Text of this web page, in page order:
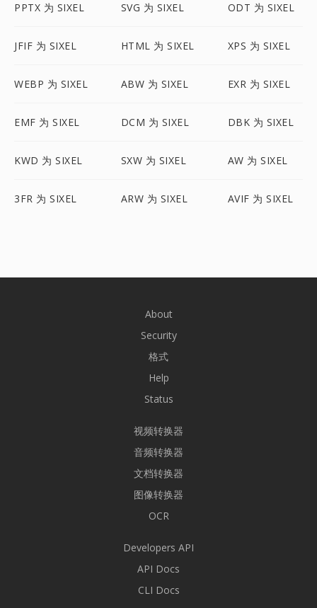
PPTX 为 SIXEL SVG 为 SIXEL ODT 为 SIXEL
JFIF 为 SIXEL HTML 为 SIXEL XPS 为 SIXEL
WEBP 为 SIXEL ABW 为 SIXEL EXR 为 SIXEL
EMF 为 SIXEL DCM 为 SIXEL DBK 为 SIXEL
KWD 为 SIXEL SXW 为 SIXEL AW 为 SIXEL
3FR 为 SIXEL ARW 为 SIXEL AVIF 为 SIXEL
About
Security
格式
Help
Status
视频转换器
音频转换器
文档转换器
图像转换器
OCR
Developers API
API Docs
CLI Docs